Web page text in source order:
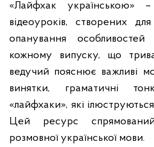
«Лайфхак українською»
відеоуроків, створених
опанування
кожному випуску, що
ведучий пояснює важливі
винятки, граматичні
«лайфхаки», які
Цей ресурс
розмовної української мови.